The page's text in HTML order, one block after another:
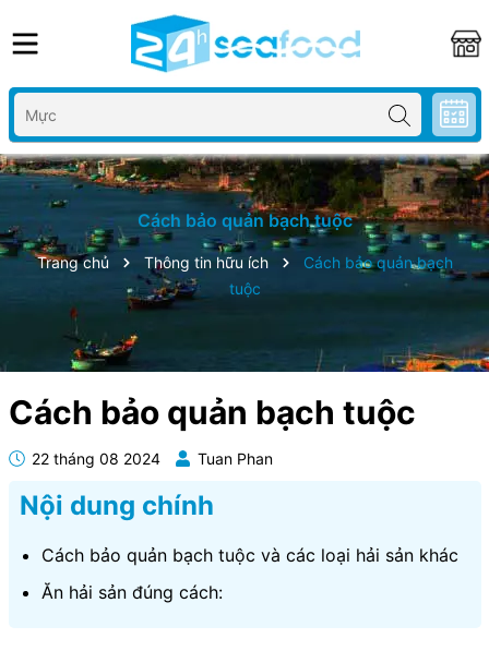
Cách bảo quản bạch tuộc
Trang chủ Thông tin hữu ích
Cách bảo quản bạch
tuộc
Cách bảo quản bạch tuộc
22 tháng 08 2024 Tuan Phan
Nội dung chính
Cách bảo quản bạch tuộc và các loại hải sản khác
Ăn hải sản đúng cách: